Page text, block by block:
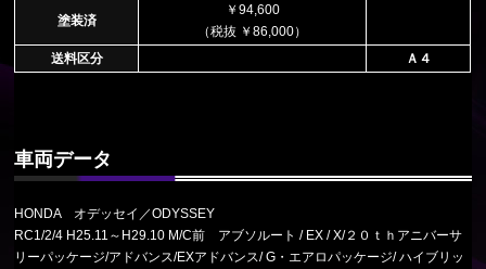
塗装済
￥94,600
（税抜 ￥86,000）
送料区分
Ａ４
車両データ
HONDA オデッセイ／ODYSSEY
RC1/2/4 H25.11～H29.10 M/C前 アブソルート / EX / X/２０ｔｈアニバーサ
リーパッケージ/アドバンス/EXアドバンス/ G・エアロパッケージ/ ハイブリッ